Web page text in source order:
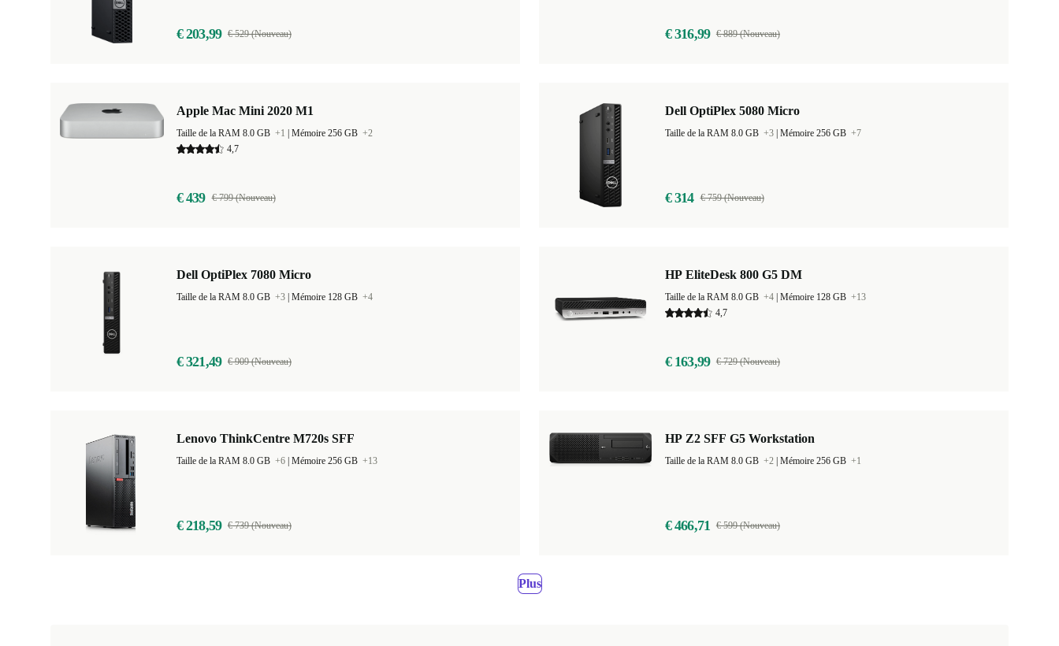
€ 203,99 € 529 (Nouveau) € 316,99 € 889 (Nouveau)
Apple Mac Mini 2020 M1
Taille de la RAM 8.0 GB +1 Mémoire 256 GB +2
4,7
€ 439 € 799 (Nouveau)
Dell OptiPlex 5080 Micro
Taille de la RAM 8.0 GB +3 Mémoire 256 GB +7
€ 314 € 759 (Nouveau)
Dell OptiPlex 7080 Micro
Taille de la RAM 8.0 GB +3 Mémoire 128 GB +4
€ 321,49 € 909 (Nouveau)
HP EliteDesk 800 G5 DM
Taille de la RAM 8.0 GB +4 Mémoire 128 GB +13
4,7
€ 163,99 € 729 (Nouveau)
Lenovo ThinkCentre M720s SFF
Taille de la RAM 8.0 GB +6 Mémoire 256 GB +13
€ 218,59 € 739 (Nouveau)
HP Z2 SFF G5 Workstation
Taille de la RAM 8.0 GB +2 Mémoire 256 GB +1
€ 466,71 € 599 (Nouveau)
Plus